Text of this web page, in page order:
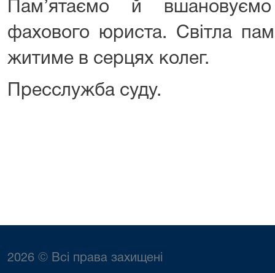
Пам’ятаємо й
фахового юриста. Світла
житиме в серцях колег.
Пресслужба суду.
2026 © Всі права захищені